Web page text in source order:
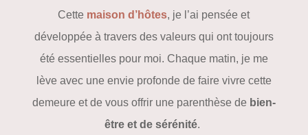
Cette maison d’hôtes, je l’ai pensée et
développée à travers des valeurs qui ont toujours
été essentielles pour moi. Chaque matin, je me
lève avec une envie profonde de faire vivre cette
demeure et de vous offrir une parenthèse de bien-
être et de sérénité.